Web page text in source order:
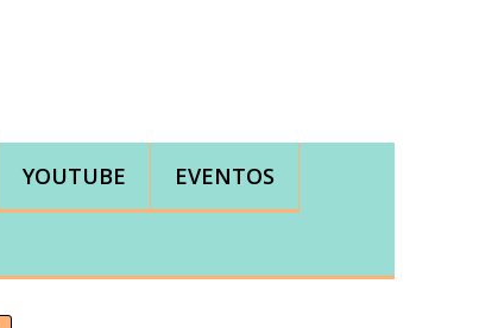
YOUTUBE EVENTOS